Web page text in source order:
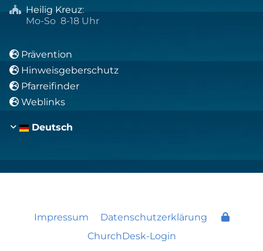
 Heilig Kreuz:
Mo-So 8-18 Uhr
 Prävention
 Hinweisgeberschutz
 Pfarreifinder
 Weblinks
Deutsch
Impressum
Datenschutzerklärung
ChurchDesk-Login